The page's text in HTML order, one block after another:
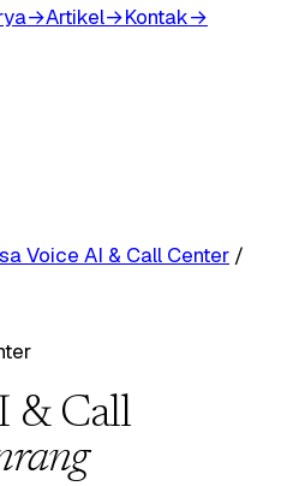
→Artikel→Kontak→
Voice AI & Call Center /
& Call